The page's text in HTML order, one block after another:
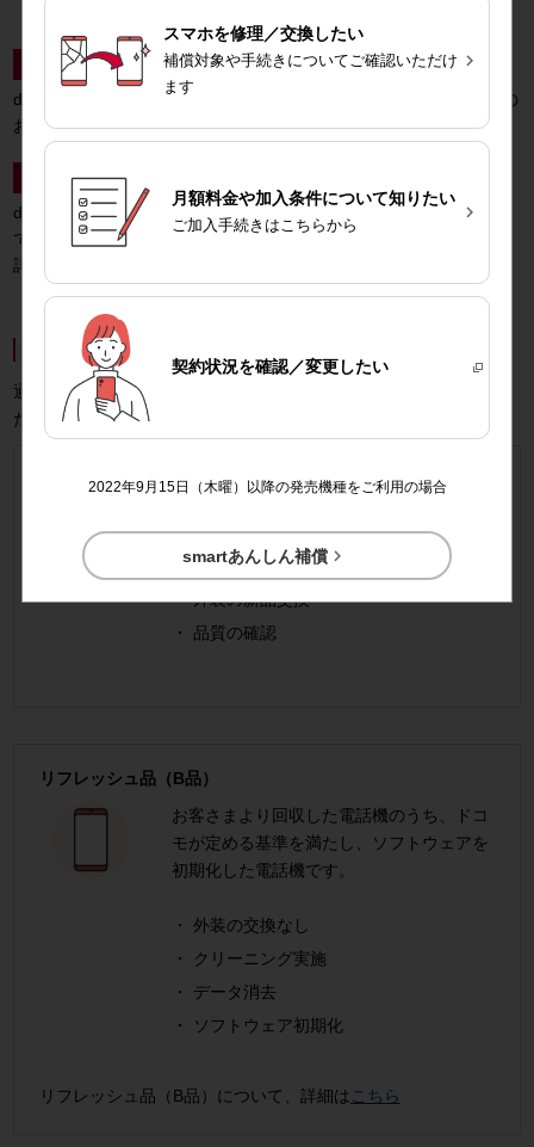
特典1
dカードご契約限定ポイント還元特典
dカード PLATINUM、dカード GOLD、dカード GOLD Uをご契約の
お客さま向けの特典です。詳しくはこちら
特典2
あんしんパックモバイルサポート特典
dバリューパス パックをご契約のお客さま向けのポイント還元特典
です。
詳しくは
交換電話機について
通常のリフレッシュ品に加え、リフレッシュ品（B品）をお選びい
ただける場合があります。
リフレッシュ品
の状態に初期化した電話機です。
外装の新品交換
品質の確認
リフレッシュ品（B品）
お客さまより回収した電話機のうち、ドコ
モが定める基準を満たし、ソフトウェアを
初期化した電話機です。
外装の交換なし
クリーニング実施
データ消去
ソフトウェア初期化
リフレッシュ品（B品）について、詳細は こちら
スマホを修理／交換したい
補償対象や手続きについてご確認いただけ
ます

月額料金や加入条件について知りたい
ご加入手続きはこちらから

契約状況を確認／変更したい
2022年9月15日（木曜）以降の発売機種をご利用の場合
smartあんしん補償